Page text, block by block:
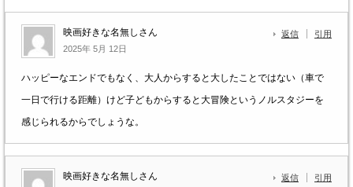
映画好きな名無しさん
2025年 5月 12日
返信 引用
ハッピーなエンドでもなく、大人からすると大したことではない（車で
一日で行ける距離）けど子どもからすると大冒険というノルスタジーを
感じられるからでしょうな。
映画好きな名無しさん 返信 引用